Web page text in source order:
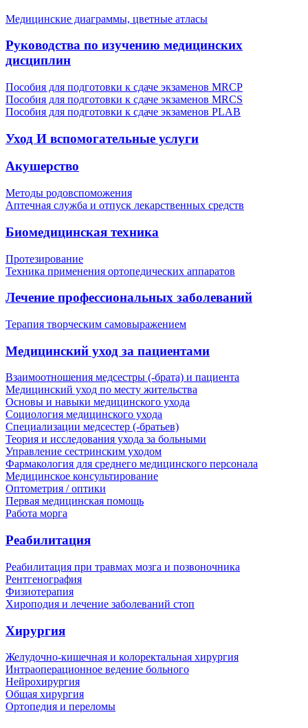
Медицинские диаграммы, цветные атласы
Руководства по изучению медицинских
дисциплин
Пособия для подготовки к сдаче экзаменов MRCP
Пособия для подготовки к сдаче экзаменов MRCS
Пособия для подготовки к сдаче экзаменов PLAB
Уход И вспомогательные услуги
Акушерство
Методы родовспоможения
Аптечная служба и отпуск лекарственных средств
Биомедицинская техника
Протезирование
Техника применения ортопедических аппаратов
Лечение профессиональных заболеваний
Терапия творческим самовыражением
Медицинский уход за пациентами
Взаимоотношения медсестры (-брата) и пациента
Медицинский уход по месту жительства
Основы и навыки медицинского ухода
Социология медицинского ухода
Специализации медсестер (-братьев)
Теория и исследования ухода за больными
Управление сестринским уходом
Фармакология для среднего медицинского персонала
Медицинское консультирование
Оптометрия / оптики
Первая медицинская помощь
Работа морга
Реабилитация
Реабилитация при травмах мозга и позвоночника
Рентгенография
Физиотерапия
Хироподия и лечение заболеваний стоп
Хирургия
Желудочно-кишечная и колоректальная хирургия
Интраоперационное ведение больного
Нейрохирургия
Общая хирургия
Ортопедия и переломы